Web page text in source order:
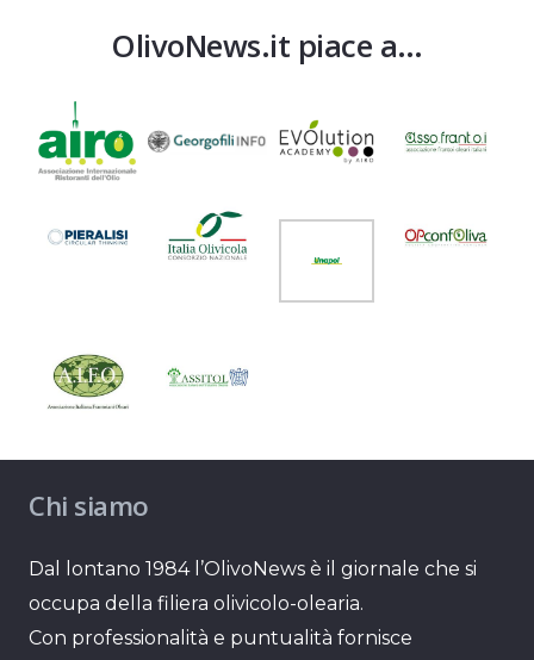
OlivoNews.it piace a…
Chi siamo
Dal lontano 1984 l’OlivoNews è il giornale che si
occupa della filiera olivicolo-olearia.
Con professionalità e puntualità fornisce